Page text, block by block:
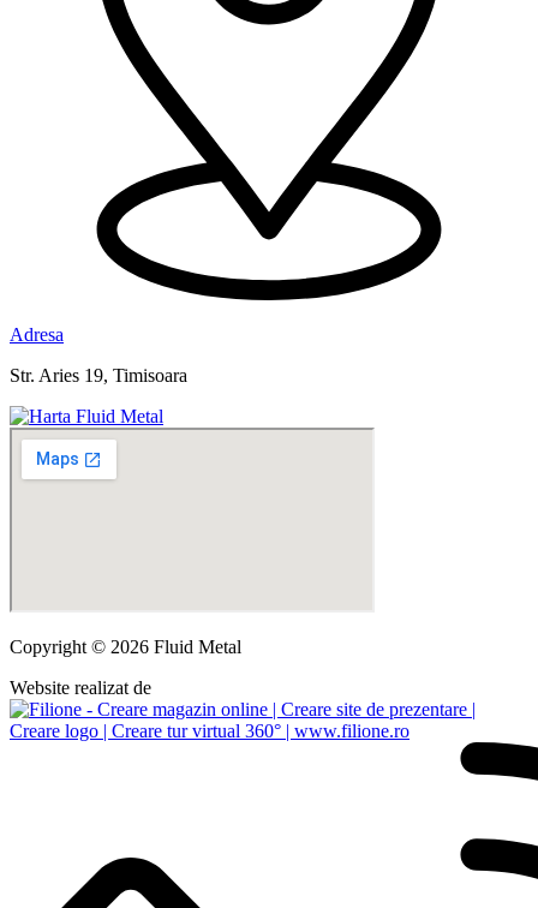
Adresa
Str. Aries 19, Timisoara
Copyright © 2026 Fluid Metal
Website realizat de